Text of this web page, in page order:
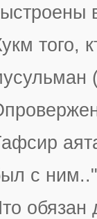
того,
с ним.."
обязан